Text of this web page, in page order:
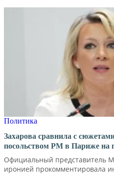
Политика
Захарова сравнила с
посольством РМ в Париже на
Официальный представитель
иронией прокомментировала